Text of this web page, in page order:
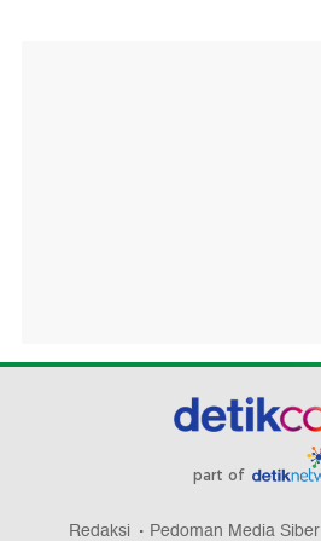
part of
Redaksi Pedoman Media Siber